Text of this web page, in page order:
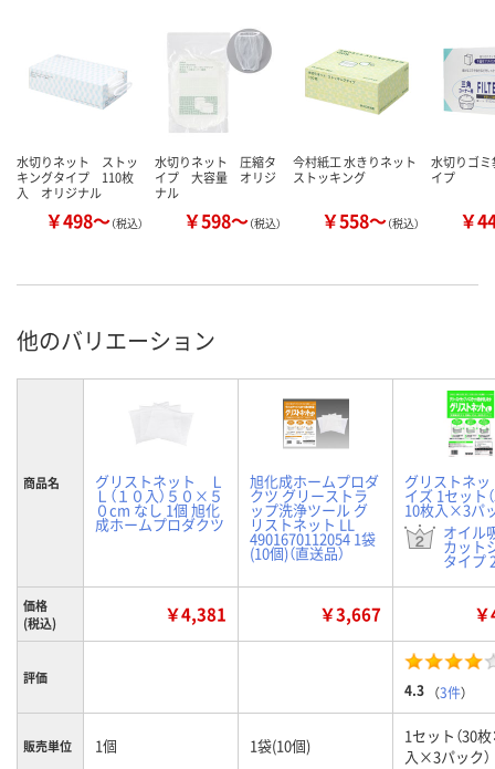
水切りネット ストッ
キングタイプ 110枚
入 オリジナル
￥498～（税込）
水切りネット 圧縮タ
イプ 大容量 オリジ
ナル
￥598～（税込）
今村紙工 水きりネット
ストッキング
￥558～（税込）
水切りゴ
イプ
￥
他のバリエーション
商品名 グリストネット Ｌ
Ｌ（１０入）５０×５
０cm なし 1個 旭化
成ホームプロダクツ
旭化成ホームプロダ
クツ グリーストラ
ップ洗浄ツール グ
リストネット LL
4901670112054 1袋
(10個)（直送品）
グリストネッ
イズ 1セット
10枚入×3パ
オイル
カット
タイプ
価格
(税込)
￥4,381 ￥3,667
評価
4.3 （3件）
販売単位 1個 1袋(10個)
1セット（30枚
入×3パック）